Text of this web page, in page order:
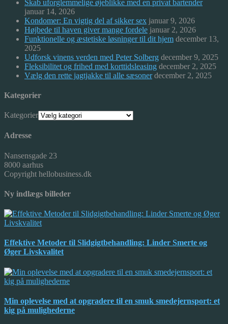
Skab uforglemmelige øjeblikke med en privat bartender
januar 14, 2026
Kondomer: En vigtig del af sikker sex januar 9, 2026
Højbede til haven giver mange fordele januar 2, 2026
Funktionelle og æstetiske løsninger til dit hjem december 13,
2025
Udforsk vinens verden med Peter Solberg december 9, 2025
Fleksibilitet og frihed med korttidsleasing december 2, 2025
Vælg den rette jagtjakke til alle sæsoner december 2, 2025
Kategorier
Kategorier
Adresse
Nansensgade 23
8000 aarhus
Copyright hellobusiness.dk
Ny indlægs billeder
Effektive Metoder til Slidgigtbehandling: Linder Smerte og
Øger Livskvalitet
Min oplevelse med at opgradere til en smuk smedejernsport: et
kig på mulighederne